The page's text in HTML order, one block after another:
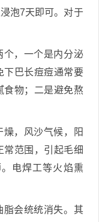
泡7天即可。对于
个，一个是内分泌
下巴长痘痘通常要
食物；二是避免熬
，风沙气候，阳
常范围，引起毛细
电焊工等火焰熏
脂会统统消失。其